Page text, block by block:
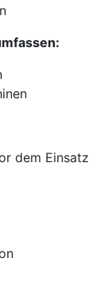
dem Einsatz